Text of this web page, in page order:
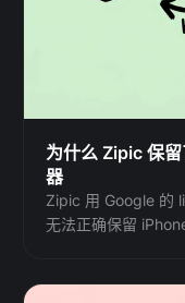
为什么 Zipic 保
器
Zipic 用 Google 的
无法正确保留